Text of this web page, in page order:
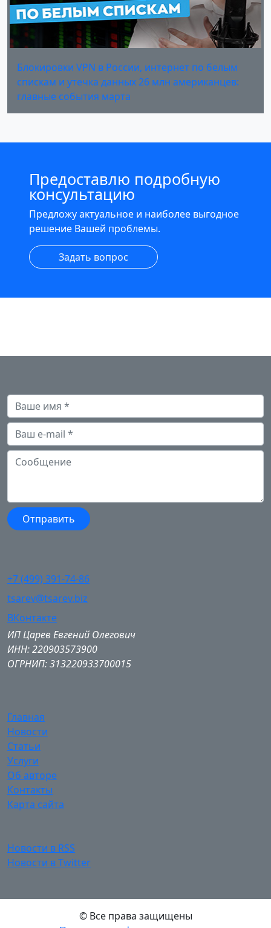
Блокировки VPN в России, интернет по белым
спискам и утечка данных 26 млн американцев:
главные события марта
Предоставлю подробную
консультацию
Предложу актуальное и наиболее выгодное
решение Вашей проблемы.
Задать вопрос
+7 (499) 391-74-86
tsarev@tsarev.biz
ВКонтакте
ИП Царев Евгений Олегович
ИНН: 220903573900
ОГРНИП: 313220933700015
Главная
Новости
Статьи
Услуги
Об авторе
Контакты
Карта сайта
Новости в RSS
Новости в Twitter
© Все права защищены